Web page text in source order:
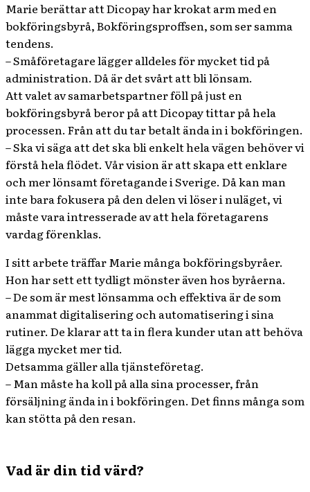
Marie berättar att Dicopay har krokat arm med en
bokföringsbyrå, Bokföringsproffsen, som ser samma
tendens.
– Småföretagare lägger alldeles för mycket tid på
administration. Då är det svårt att bli lönsam.
Att valet av samarbetspartner föll på just en
bokföringsbyrå beror på att Dicopay tittar på hela
processen. Från att du tar betalt ända in i bokföringen.
– Ska vi säga att det ska bli enkelt hela vägen behöver vi
förstå hela flödet. Vår vision är att skapa ett enklare
och mer lönsamt företagande i Sverige. Då kan man
inte bara fokusera på den delen vi löser i nuläget, vi
måste vara intresserade av att hela företagarens
vardag förenklas.
I sitt arbete träffar Marie många bokföringsbyråer.
Hon har sett ett tydligt mönster även hos byråerna.
– De som är mest lönsamma och effektiva är de som
anammat digitalisering och automatisering i sina
rutiner. De klarar att ta in flera kunder utan att behöva
lägga mycket mer tid.
Detsamma gäller alla tjänsteföretag.
– Man måste ha koll på alla sina processer, från
försäljning ända in i bokföringen. Det finns många som
kan stötta på den resan.
Vad är din tid värd?